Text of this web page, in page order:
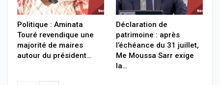
Politique : Aminata
Touré revendique une
majorité de maires
autour du président…
Déclaration de
patrimoine : après
l’échéance du 31 juillet,
Me Moussa Sarr exige
la…